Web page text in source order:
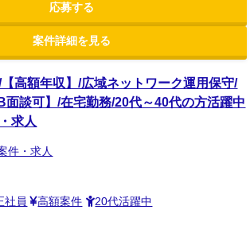
応募する
案件詳細を見る
高額年収】/広域ネットワーク運用保守/
面談可】/在宅勤務/20代～40代の方活躍中
求人
件・求人
社員 高額案件 20代活躍中